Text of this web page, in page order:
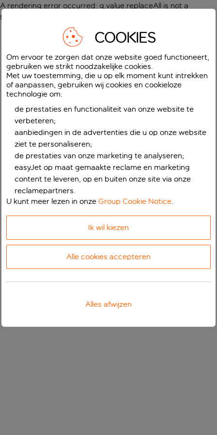
A rendering error occurred: g.value.replaceAll is not a
function
COOKIES
Om ervoor te zorgen dat onze website goed functioneert,
gebruiken we strikt noodzakelijke cookies.
Met uw toestemming, die u op elk moment kunt intrekken
of aanpassen, gebruiken wij cookies en cookieloze
technologie om:
de prestaties en functionaliteit van onze website te
verbeteren;
aanbiedingen in de advertenties die u op onze website
ziet te personaliseren;
de prestaties van onze marketing te analyseren;
easyJet op maat gemaakte reclame en marketing
content te leveren, op en buiten onze site via onze
reclamepartners.
U kunt meer lezen in onzeGroup Cookie Notice.
Ik wil kiezen
Alle cookies accepteren
Alles afwijzen